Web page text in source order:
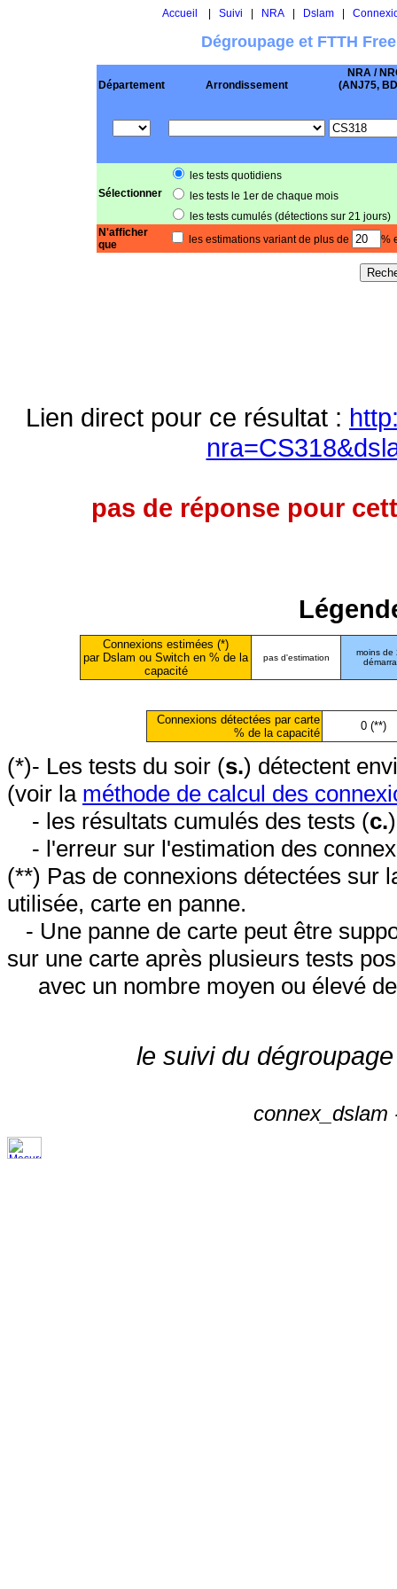
Accueil Suivi NRA| Dslam|
Dégroupage et FTTH
Département Arrondissement
NRA /
(ANJ75,
Sélectionner
les tests quotidiens
les tests le 1er de chaque mois
les tests cumulés (détections sur 21 jours)
N'afficher
que
les estimations variant de plus de %
Lien direct pour ce résultat :
pas de réponse pour
Connexions estimées (*)
par Dslam ou Switch en % de la
capacité
pas d'estimation
moins de
Connexions détectées par carte
% de la capacité
0 (**)
(*)- Les tests du soir (s.) détectent
(voir la méthode de calcul des
- les résultats cumulés des tests (c.
- l'erreur sur l'estimation des
(**) Pas de connexions détectées sur
utilisée, carte en panne.
- Une panne de carte peut être
sur une carte après plusieurs tests
avec un nombre moyen ou élevé
le suivi du
connex_dslam